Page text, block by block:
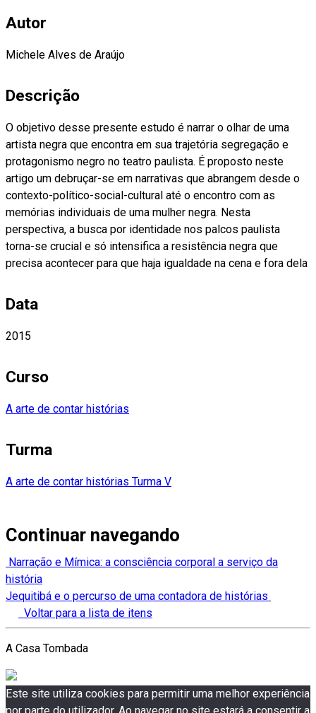
Autor
Michele Alves de Araújo
Descrição
O objetivo desse presente estudo é narrar o olhar de uma
artista negra que encontra em sua trajetória segregação e
protagonismo negro no teatro paulista. É proposto neste
artigo um debruçar-se em narrativas que abrangem desde o
contexto-político-social-cultural até o encontro com as
memórias individuais de uma mulher negra. Nesta
perspectiva, a busca por identidade nos palcos paulista
torna-se crucial e só intensifica a resistência negra que
precisa acontecer para que haja igualdade na cena e fora dela
Data
2015
Curso
A arte de contar histórias
Turma
A arte de contar histórias Turma V
Continuar navegando
Narração e Mímica: a consciência corporal a serviço da
história
Jequitibá e o percurso de uma contadora de histórias
Voltar para a lista de itens
A Casa Tombada
Este site utiliza cookies para permitir uma melhor experiência